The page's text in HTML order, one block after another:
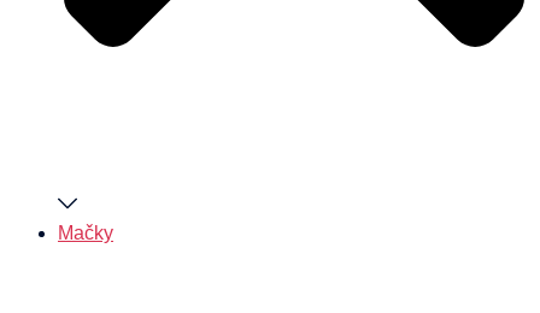
Mačky